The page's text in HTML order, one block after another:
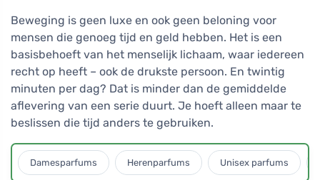
Beweging is geen luxe en ook geen beloning voor
mensen die genoeg tijd en geld hebben. Het is een
basisbehoeft van het menselijk lichaam, waar iedereen
recht op heeft – ook de drukste persoon. En twintig
minuten per dag? Dat is minder dan de gemiddelde
aflevering van een serie duurt. Je hoeft alleen maar te
beslissen die tijd anders te gebruiken.
Damesparfums Herenparfums Unisex parfums